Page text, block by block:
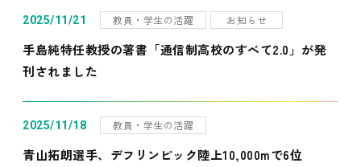
2025/11/21 教員・学生の活躍 お知らせ
手島純特任教授の著書「通信制高校のすべて2.0」が発
刊されました
2025/11/18 教員・学生の活躍
青山拓朗選手、デフリンピック陸上10,000mで6位